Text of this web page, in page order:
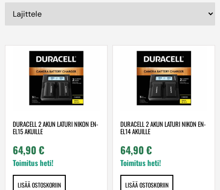
DURACELL 2 AKUN LATURI NIKON EN-
EL15 AKUILLE
64,90 €
Toimitus heti!
LISÄÄ OSTOSKORIIN
DURACELL 2 AKUN LATURI NIKON EN-
EL14 AKUILLE
64,90 €
Toimitus heti!
LISÄÄ OSTOSKORIIN